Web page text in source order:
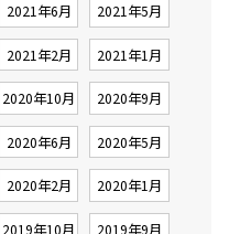
2021年6月 2021年5月
2021年2月 2021年1月
2020年10月 2020年9月
2020年6月 2020年5月
2020年2月 2020年1月
2019年10月 2019年9月